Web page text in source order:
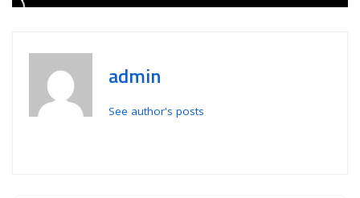
admin
See author's posts